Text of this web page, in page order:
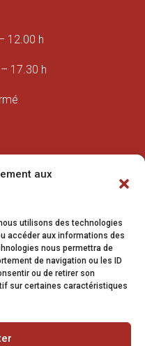
aux
utilisons des technologies
accéder aux informations des
nous permettra de
de navigation ou les ID
ou de retirer son
sur certaines caractéristiques
12.00 h
17.30 h